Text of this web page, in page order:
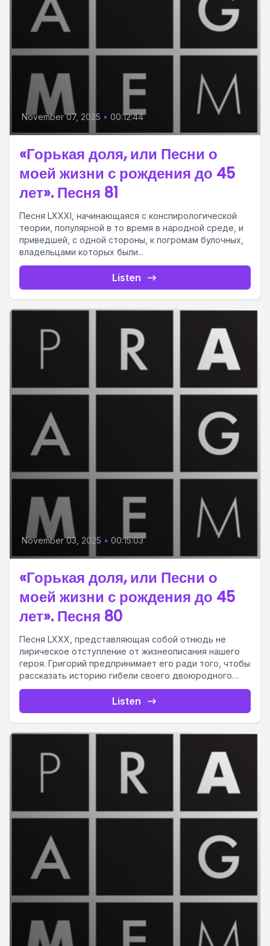
November 07, 2025 • 00:12:44
«Горькая доля, или Песни о
моей жизни с рождения до 45
лет». Песня 81
Песня LXXXI, начинающаяся с конспирологической
теории, популярной в то время в народной среде, и
приведшей, с одной стороны, к погромам булочных,
владельцами которых были...
Listen
November 03, 2025 • 00:15:03
«Горькая доля, или Песни о
моей жизни с рождения до 45
лет». Песня 80
Песня LXXX, представляющая собой отнюдь не
лирическое отступление от жизнеописания нашего
героя. Григорий предпринимает его ради того, чтобы
рассказать историю гибели своего двоюродного
брата...
Listen